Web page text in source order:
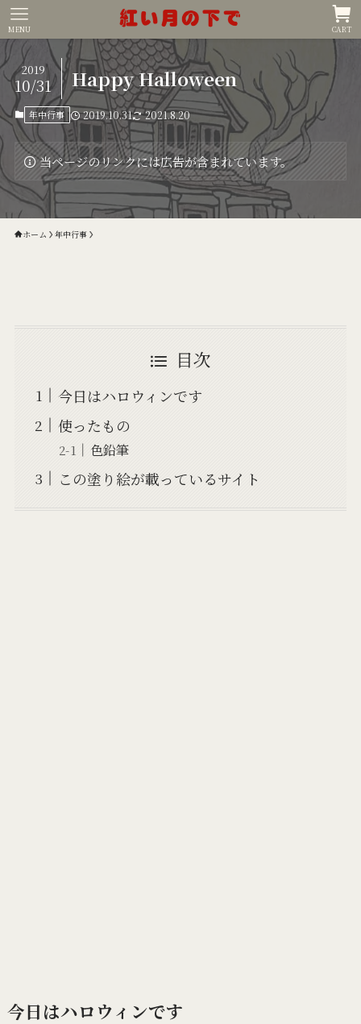
CART
MENU
Happy Halloween
2019
10/31
年中行事 2019.10.31 2021.8.20
当ページのリンクには広告が含まれています。
ホーム 年中行事
目次
今日はハロウィンです
使ったもの
色鉛筆
この塗り絵が載っているサイト
今日はハロウィンです